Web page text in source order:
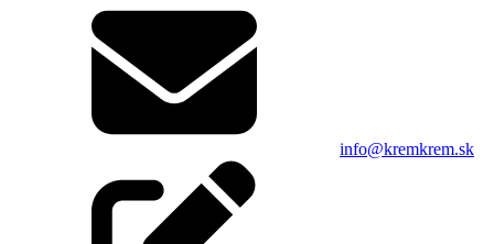
info@kremkrem.sk